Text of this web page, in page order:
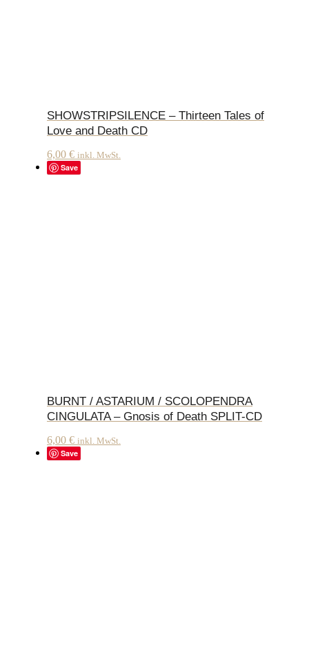
SHOWSTRIPSILENCE – Thirteen Tales of
Love and Death CD
6,00 € inkl. MwSt.
Save
BURNT / ASTARIUM / SCOLOPENDRA
CINGULATA – Gnosis of Death SPLIT-CD
6,00 € inkl. MwSt.
Save